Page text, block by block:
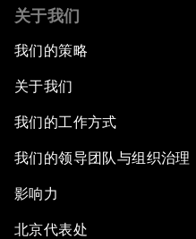
关于我们
我们的策略
关于我们
我们的工作方式
我们的领导团队与组织治理
影响力
北京代表处